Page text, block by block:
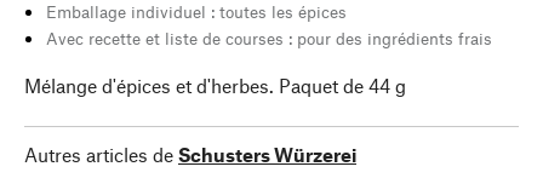
Emballage individuel : toutes les épices
Avec recette et liste de courses : pour des ingrédients frais
Mélange d'épices et d'herbes. Paquet de 44 g
Autres articles de Schusters Würzerei